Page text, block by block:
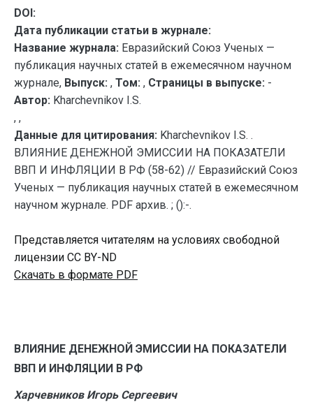
DOI:
Дата публикации статьи в журнале:
Название журнала: Евразийский Союз Ученых —
публикация научных статей в ежемесячном научном
журнале, Выпуск: , Том: , Страницы в выпуске: -
Автор: Kharchevnikov I.S.
, ,
Данные для цитирования: Kharchevnikov I.S. .
ВЛИЯНИЕ ДЕНЕЖНОЙ ЭМИССИИ НА ПОКАЗАТЕЛИ
ВВП И ИНФЛЯЦИИ В РФ (58-62) // Евразийский Союз
Ученых — публикация научных статей в ежемесячном
научном журнале. PDF архив. ; ():-.
Представляется читателям на условиях свободной
лицензии CC BY-ND
Скачать в формате PDF
ВЛИЯНИЕ ДЕНЕЖНОЙ ЭМИССИИ НА ПОКАЗАТЕЛИ
ВВП И ИНФЛЯЦИИ В РФ
Харчевников Игорь Сергеевич